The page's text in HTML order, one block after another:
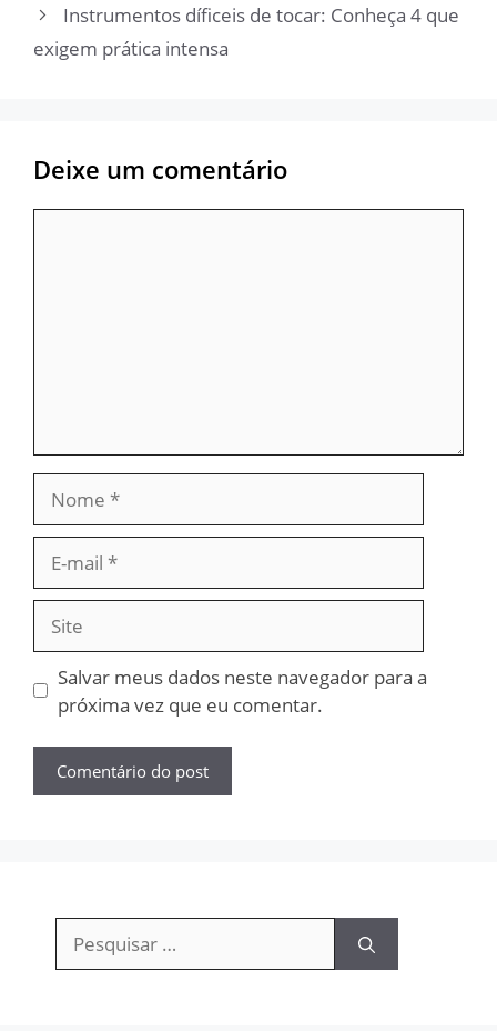
Instrumentos díficeis de tocar: Conheça 4 que
exigem prática intensa
Deixe um comentário
mail
Site
Salvar meus dados neste navegador para a
próxima vez que eu comentar.
Pesquisar
por: